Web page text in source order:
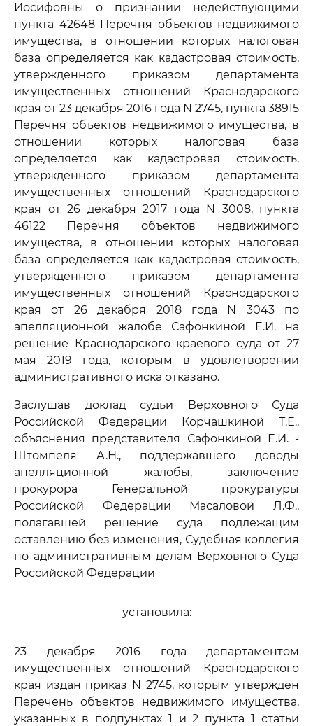
Иосифовны о признании недействующими
пункта 42648 Перечня объектов недвижимого
имущества, в отношении которых налоговая
база определяется как кадастровая стоимость,
утвержденного приказом департамента
имущественных отношений Краснодарского
края от 23 декабря 2016 года N 2745, пункта 38915
Перечня объектов недвижимого имущества, в
отношении которых налоговая база
определяется как кадастровая стоимость,
утвержденного приказом департамента
имущественных отношений Краснодарского
края от 26 декабря 2017 года N 3008, пункта
46122 Перечня объектов недвижимого
имущества, в отношении которых налоговая
база определяется как кадастровая стоимость,
утвержденного приказом департамента
имущественных отношений Краснодарского
края от 26 декабря 2018 года N 3043 по
апелляционной жалобе Сафонкиной Е.И. на
решение Краснодарского краевого суда от 27
мая 2019 года, которым в удовлетворении
административного иска отказано.
Заслушав доклад судьи Верховного Суда
Российской Федерации Корчашкиной Т.Е.,
объяснения представителя Сафонкиной Е.И. -
Штомпеля А.Н., поддержавшего доводы
апелляционной жалобы, заключение
прокурора Генеральной прокуратуры
Российской Федерации Масаловой Л.Ф.,
полагавшей решение суда подлежащим
оставлению без изменения, Судебная коллегия
по административным делам Верховного Суда
Российской Федерации
установила:
23 декабря 2016 года департаментом
имущественных отношений Краснодарского
края издан приказ N 2745, которым утвержден
Перечень объектов недвижимого имущества,
указанных в подпунктах 1 и 2 пункта 1 статьи